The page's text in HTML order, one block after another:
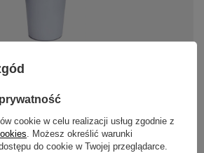
recyklingu
cookie w celu realizacji usług zgodnie z
. Możesz określić warunki
do cookie w Twojej przeglądarce.